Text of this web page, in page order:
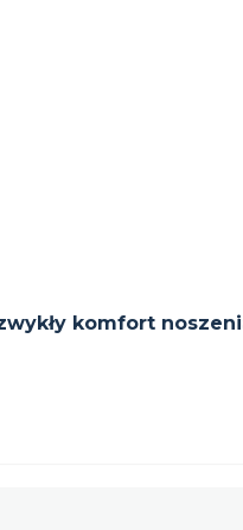
komfort